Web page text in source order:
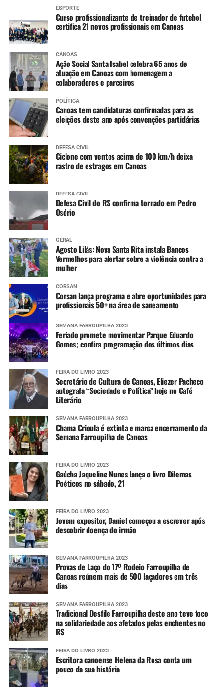
níveis ainda em inundação ao longo do dia.
Ibicuí (Manoel Viana) – Tendência de lento
declínio, com níveis ainda em inundação ao longo
Caí (Montenegro) – Tendência de estabilidade.
Taquari (Taquari) – Tendência de lenta elevação,
devendo entrar em estabilidade ao longo do dia.
Jacuí (Cachoeira do Sul até São Jerônimo) –
Constante declínio em Cachoeira do Sul e Rio
Pardo, e variando entre estabilidade e lenta
elevação em São Jerônimo.
Jacuí (Ilhas da RMPOA) – Tendência entre
estabilidade e lenta elevação, mantendo os níveis
elevados nos próximos dias.
Sinos (Campo Bom e São Leopoldo) – Tendência
de lento declínio, já retornando para cota de alerta
em Campo Bom.
Nível de rios e lagos
Mais informações
Informações sobre os pontos com bloqueios parciais e
totais nas estradas do RS e situação das barragens, além
meteorológico podem ser conferidas nos links abaixo.
Pontos de bloqueios parciais e totais nas
rodovias
Situação das barragens
Aviso e alertas da Defesa Civil estadual
Imagens do radar meteorológico da Defesa
Civil estadual
Alertas
Para aumentar o nível de prevenção, as pessoas podem se
cadastrar para receberem os alertas meteorológicos da
Defesa Civil estadual. Para isso, é necessário enviar o CEP
da localidade por SMS para o número 40199. Em seguida,
uma confirmação é enviada, tornando o número
disponível para receber as informações sempre que elas
forem divulgadas.
Também é possível se cadastrar via aplicativo Whatsapp.
Para ter acesso ao serviço, é necessário se registrar pelo
telefone (61) 2034-4611 ou clicandoaqui. Em seguida, é
preciso interagir com o robô de atendimento enviando
um simples “Oi”.
Após a primeira interação, o usuário pode compartilhar
sua localização atual ou qualquer outra do seu interesse
para, dessa forma, receber as mensagens que serão
encaminhadas pela Defesa Civil estadual.
ESPORTE
Curso profissionalizante de treinador de futebol
certifica 21 novos profissionais em Canoas
CANOAS
Ação Social Santa Isabel celebra 65 anos de
atuação em Canoas com homenagem a
colaboradores e parceiros
POLÍTICA
Canoas tem candidaturas confirmadas para as
eleições deste ano após convenções partidárias
DEFESA CIVIL
Ciclone com ventos acima de 100 km/h deixa
rastro de estragos em Canoas
DEFESA CIVIL
Defesa Civil do RS confirma tornado em Pedro
Osório
GERAL
Agosto Lilás: Nova Santa Rita instala Bancos
Vermelhos para alertar sobre a violência contra a
mulher
CORSAN
Corsan lança programa e abre oportunidades para
profissionais 50+ na área de saneamento
SEMANA FARROUPILHA 2023
Feriado promete movimentar Parque Eduardo
Gomes; confira programação dos últimos dias
FEIRA DO LIVRO 2023
Secretário de Cultura de Canoas, Eliezer Pacheco
autografa “Sociedade e Política” hoje no Café
Literário
SEMANA FARROUPILHA 2023
Chama Crioula é extinta e marca encerramento da
Semana Farroupilha de Canoas
FEIRA DO LIVRO 2023
Gaúcha Jaqueline Nunes lança o livro Dilemas
Poéticos no sábado, 21
FEIRA DO LIVRO 2023
Jovem expositor, Daniel começou a escrever após
descobrir doença do irmão
SEMANA FARROUPILHA 2023
Provas de Laço do 17º Rodeio Farroupilha de
Canoas reúnem mais de 500 laçadores em três
dias
SEMANA FARROUPILHA 2023
Tradicional Desfile Farroupilha deste ano teve foco
na solidariedade aos afetados pelas enchentes no
RS
FEIRA DO LIVRO 2023
Escritora canoense Helena da Rosa conta um
pouco da sua história